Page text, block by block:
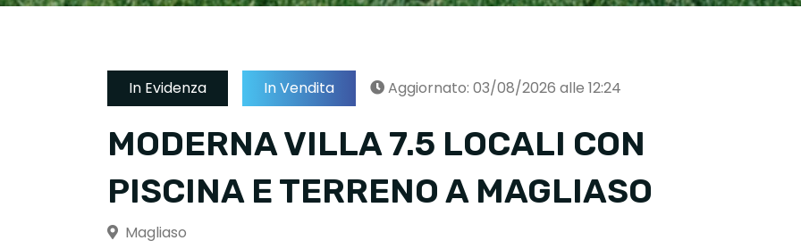
In Evidenza In Vendita Aggiornato: 03/08/2026 alle 12:24
MODERNA VILLA 7.5 LOCALI CON
PISCINA E TERRENO A MAGLIASO
Magliaso